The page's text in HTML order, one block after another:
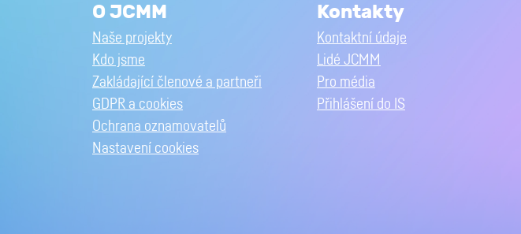
O JCMM
Naše projekty
Kdo jsme
Zakládající členové a partneři
GDPR a cookies
Ochrana oznamovatelů
Nastavení cookies
Kontakty
Kontaktní údaje
Lidé JCMM
Pro média
Přihlášení do IS